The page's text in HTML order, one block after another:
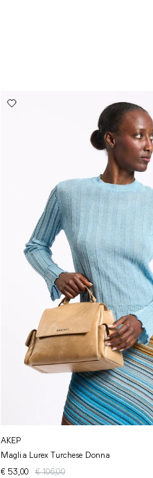
AKEP
Maglia Lurex Turchese Donna
€ 53,00
€ 106,00